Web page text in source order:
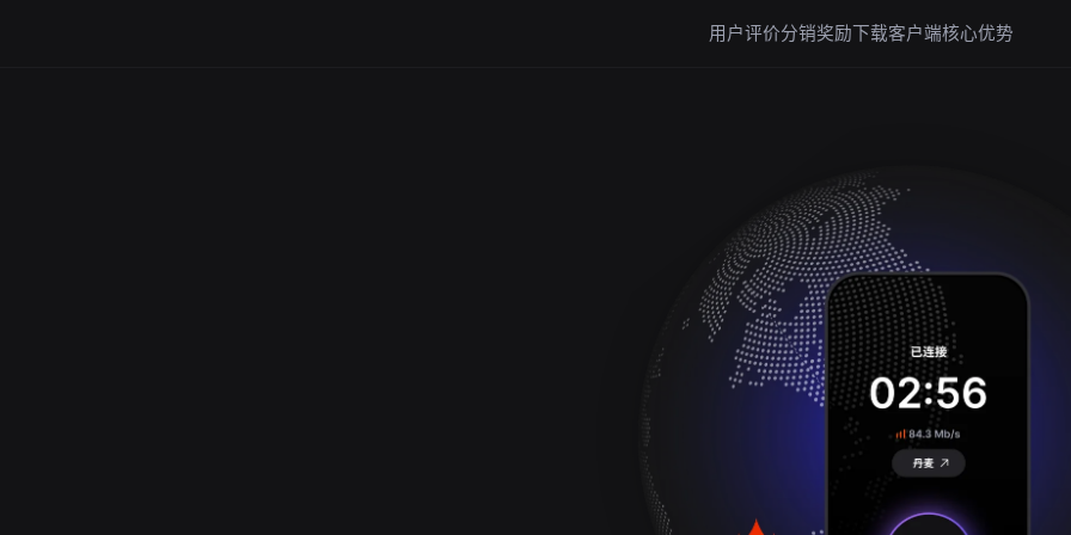
用户评价分销奖励下载客户端核心优势